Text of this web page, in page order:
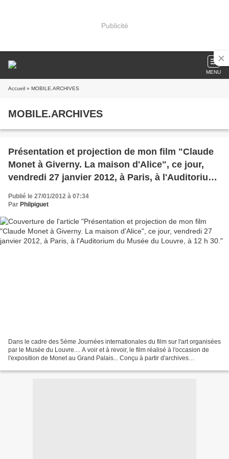
Publicité
MENU
Accueil » MOBILE.ARCHIVES
MOBILE.ARCHIVES
Présentation et projection de mon film "Claude
Monet à Giverny. La maison d'Alice", ce jour,
vendredi 27 janvier 2012, à Paris, à l'Auditorium
du Musée du Louvre, à 12 h 30.
Publié le 27/01/2012 à 07:34
Par Philpiguet
Dans le cadre des 5ème Journées internationales du film sur l'art organisées
par le Musée du Louvre.... A voir et à revoir, le film réalisé à l'occasion de
l'exposition de Monet au Grand Palais... Conçu à partir d'archives